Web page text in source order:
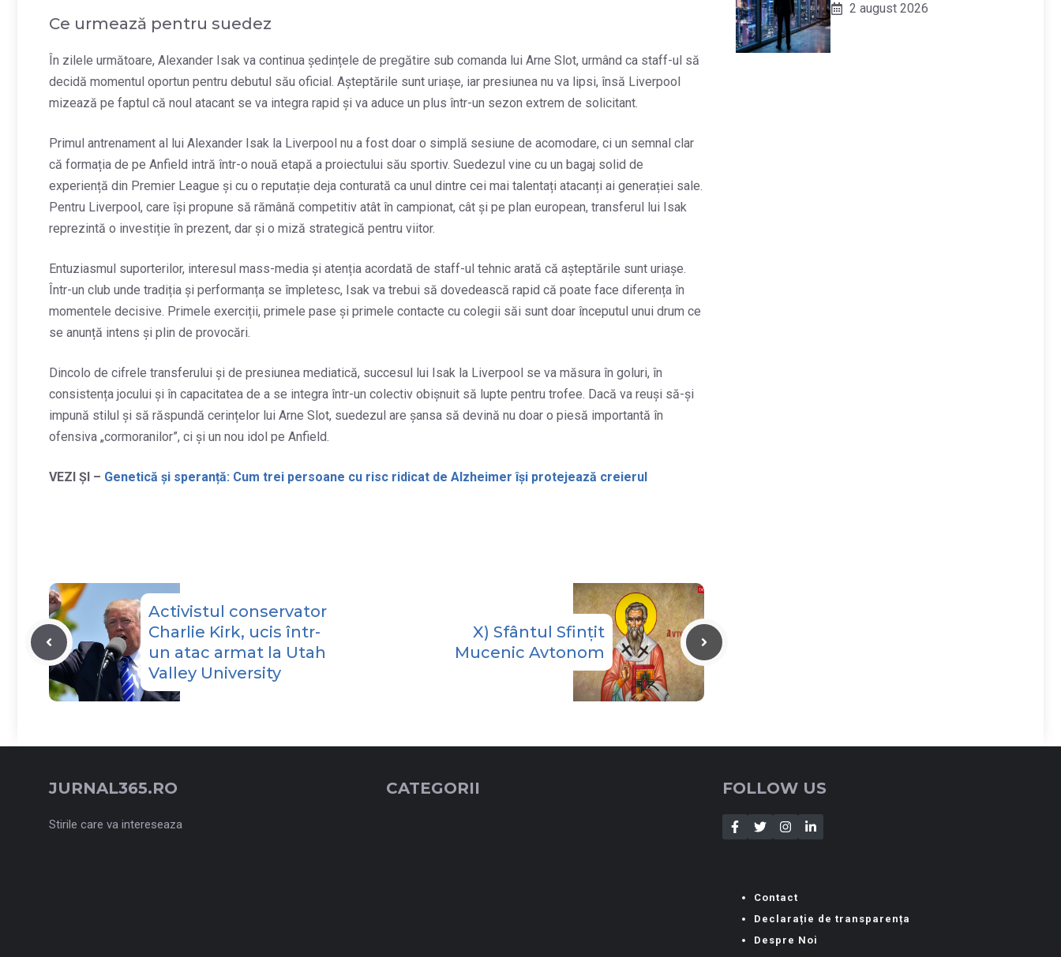
Ce urmează pentru suedez
În zilele următoare, Alexander Isak va continua ședințele de pregătire sub comanda lui Arne Slot, urmând ca staff-ul să
decidă momentul oportun pentru debutul său oficial. Așteptările sunt uriașe, iar presiunea nu va lipsi, însă Liverpool
mizează pe faptul că noul atacant se va integra rapid și va aduce un plus într-un sezon extrem de solicitant.
Primul antrenament al lui Alexander Isak la Liverpool nu a fost doar o simplă sesiune de acomodare, ci un semnal clar
că formația de pe Anfield intră într-o nouă etapă a proiectului său sportiv. Suedezul vine cu un bagaj solid de
experiență din Premier League și cu o reputație deja conturată ca unul dintre cei mai talentați atacanți ai generației sale.
Pentru Liverpool, care își propune să rămână competitiv atât în campionat, cât și pe plan european, transferul lui Isak
reprezintă o investiție în prezent, dar și o miză strategică pentru viitor.
Entuziasmul suporterilor, interesul mass-media și atenția acordată de staff-ul tehnic arată că așteptările sunt uriașe.
Într-un club unde tradiția și performanța se împletesc, Isak va trebui să dovedească rapid că poate face diferența în
momentele decisive. Primele exerciții, primele pase și primele contacte cu colegii săi sunt doar începutul unui drum ce
se anunță intens și plin de provocări.
Dincolo de cifrele transferului și de presiunea mediatică, succesul lui Isak la Liverpool se va măsura în goluri, în
consistența jocului și în capacitatea de a se integra într-un colectiv obișnuit să lupte pentru trofee. Dacă va reuși să-și
impună stilul și să răspundă cerințelor lui Arne Slot, suedezul are șansa să devină nu doar o piesă importantă în
ofensiva „cormoranilor”, ci și un nou idol pe Anfield.
VEZI ȘI – Genetică și speranță: Cum trei persoane cu risc ridicat de Alzheimer își protejează creierul
Activistul conservator
Charlie Kirk, ucis într-
un atac armat la Utah
Valley University
X) Sfântul Sfințit
Mucenic Avtonom
2 august 2026
JURNAL365.RO
Stirile care va intereseaza
CATEGORII FOLLOW US
Contact
Declarație de transparența
Despre Noi